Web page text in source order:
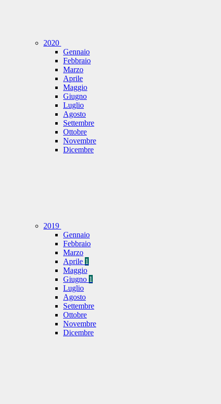
2020
Gennaio
Febbraio
Marzo
Aprile
Maggio
Giugno
Luglio
Agosto
Settembre
Ottobre
Novembre
Dicembre
2019
Gennaio
Febbraio
Marzo
Aprile 1
Maggio
Giugno 1
Luglio
Agosto
Settembre
Ottobre
Novembre
Dicembre